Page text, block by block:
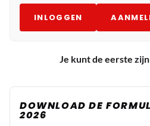
INLOGGEN
Je kunt de eerste
DOWNLOAD DE
2026